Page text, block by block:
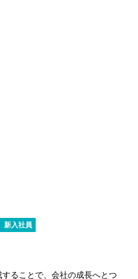
新入社員
ることで、会社の成長へとつ